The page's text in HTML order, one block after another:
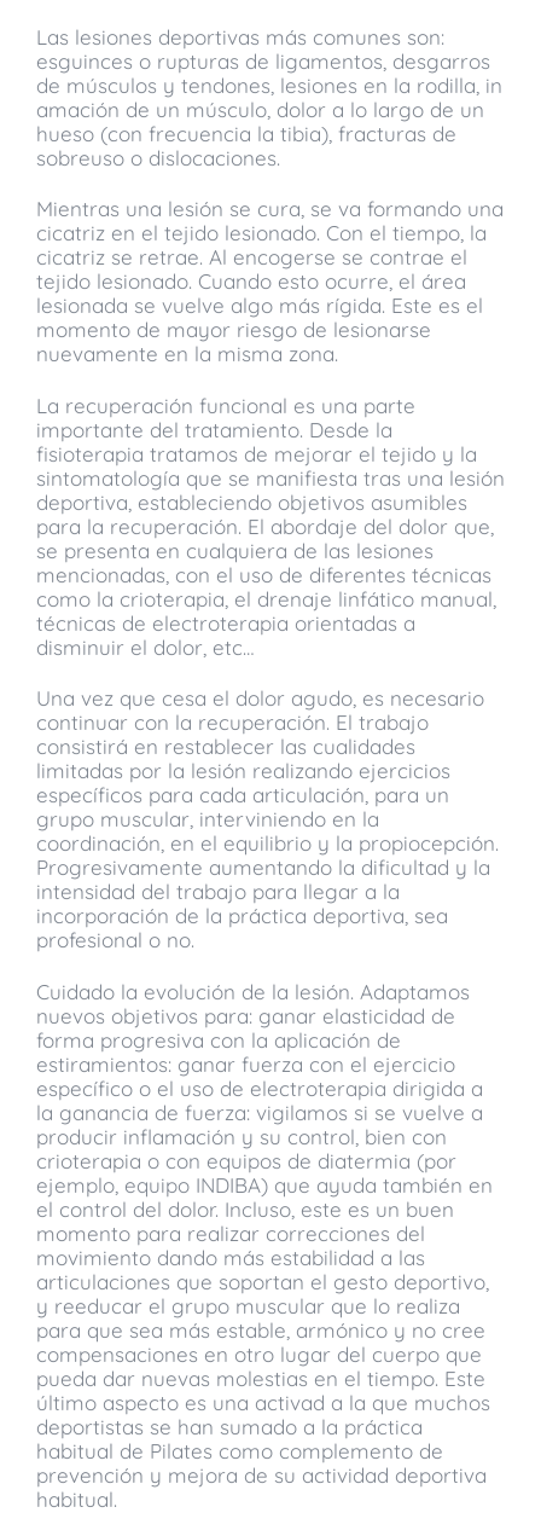
Las lesiones deportivas más comunes son:
esguinces o rupturas de ligamentos, desgarros
de músculos y tendones, lesiones en la rodilla, in
amación de un músculo, dolor a lo largo de un
hueso (con frecuencia la tibia), fracturas de
sobreuso o dislocaciones.
Mientras una lesión se cura, se va formando una
cicatriz en el tejido lesionado. Con el tiempo, la
cicatriz se retrae. Al encogerse se contrae el
tejido lesionado. Cuando esto ocurre, el área
lesionada se vuelve algo más rígida. Este es el
momento de mayor riesgo de lesionarse
nuevamente en la misma zona.
La recuperación funcional es una parte
importante del tratamiento. Desde la
fisioterapia tratamos de mejorar el tejido y la
sintomatología que se manifiesta tras una lesión
deportiva, estableciendo objetivos asumibles
para la recuperación. El abordaje del dolor que,
se presenta en cualquiera de las lesiones
mencionadas, con el uso de diferentes técnicas
como la crioterapia, el drenaje linfático manual,
técnicas de electroterapia orientadas a
disminuir el dolor, etc…
Una vez que cesa el dolor agudo, es necesario
continuar con la recuperación. El trabajo
consistirá en restablecer las cualidades
limitadas por la lesión realizando ejercicios
específicos para cada articulación, para un
grupo muscular, interviniendo en la
coordinación, en el equilibrio y la propiocepción.
Progresivamente aumentando la dificultad y la
intensidad del trabajo para llegar a la
incorporación de la práctica deportiva, sea
profesional o no.
Cuidado la evolución de la lesión. Adaptamos
nuevos objetivos para: ganar elasticidad de
forma progresiva con la aplicación de
estiramientos: ganar fuerza con el ejercicio
específico o el uso de electroterapia dirigida a
la ganancia de fuerza: vigilamos si se vuelve a
producir inflamación y su control, bien con
crioterapia o con equipos de diatermia (por
ejemplo, equipo INDIBA) que ayuda también en
el control del dolor. Incluso, este es un buen
momento para realizar correcciones del
movimiento dando más estabilidad a las
articulaciones que soportan el gesto deportivo,
y reeducar el grupo muscular que lo realiza
para que sea más estable, armónico y no cree
compensaciones en otro lugar del cuerpo que
pueda dar nuevas molestias en el tiempo. Este
último aspecto es una activad a la que muchos
deportistas se han sumado a la práctica
habitual de Pilates como complemento de
prevención y mejora de su actividad deportiva
habitual.